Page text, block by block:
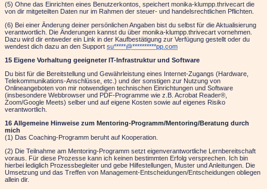
(5) Ohne das Einrichten eines Benutzerkontos, speichert monika-klumpp.thrivecart die
von dir mitgeteilten Daten nur im Rahmen der steuer- und handelsrechtlichen Pflichten.
(6) Bei einer Änderung deiner persönlichen Angaben bist du selbst für die Aktualisierung
verantwortlich. Die Änderungen kannst du über monika-klumpp.thrivecart vornehmen.
Dazu wird dir entweder ein Link in der Kaufbestätigung zur Verfügung gestellt oder du
wendest dich dazu an den Support su*****@**********pp.com
15 Eigene Vorhaltung geeigneter IT-Infrastruktur und Software
Du bist für die Bereitstellung und Gewährleistung eines Internet-Zugangs (Hardware,
Telekommunikations-Anschlüsse, etc.) und der sonstigen zur Nutzung von
Onlineangeboten von mir notwendigen technischen Einrichtungen und Software
(insbesondere Webbrowser und PDF-Programme wie z.B. Acrobat Reader®,
Zoom/Google Meets) selber und auf eigene Kosten sowie auf eigenes Risiko
verantwortlich.
16 Allgemeine Hinweise zum Mentoring-Programm/Mentoring/Beratung durch
mich
(1) Das Coaching-Programm beruht auf Kooperation.
(2) Die Teilnahme am Mentoring-Programm setzt eigenverantwortliche Lernbereitschaft
voraus. Für diese Prozesse kann ich keinen bestimmten Erfolg versprechen. Ich bin
hierbei lediglich Prozessbegleiter und gebe Hilfestellungen, Muster und Anleitungen. Die
Umsetzung und das Treffen von Management-Entscheidungen/Entscheidungen obliegen
allein dir.